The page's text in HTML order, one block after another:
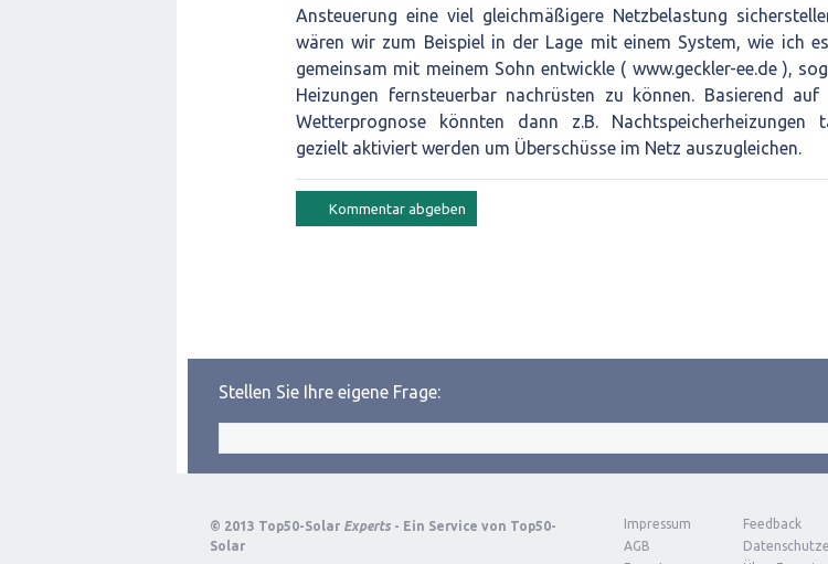
Ansteuerung eine viel gleichmäßigere Netzbelastung
wären wir zum Beispiel in der Lage mit einem System, wie ich
gemeinsam mit meinem Sohn entwickle ( www.geckler-ee.de ),
Heizungen fernsteuerbar nachrüsten zu können. Basierend auf
Wetterprognose könnten dann z.B. Nachtspeicherheizungen
gezielt aktiviert werden um Überschüsse im Netz auszugleichen.
Stellen Sie Ihre eigene Frage:
© 2013 Top50-Solar Experts - Ein Service von Top50-
Solar
Impressum
Feedback
AGB